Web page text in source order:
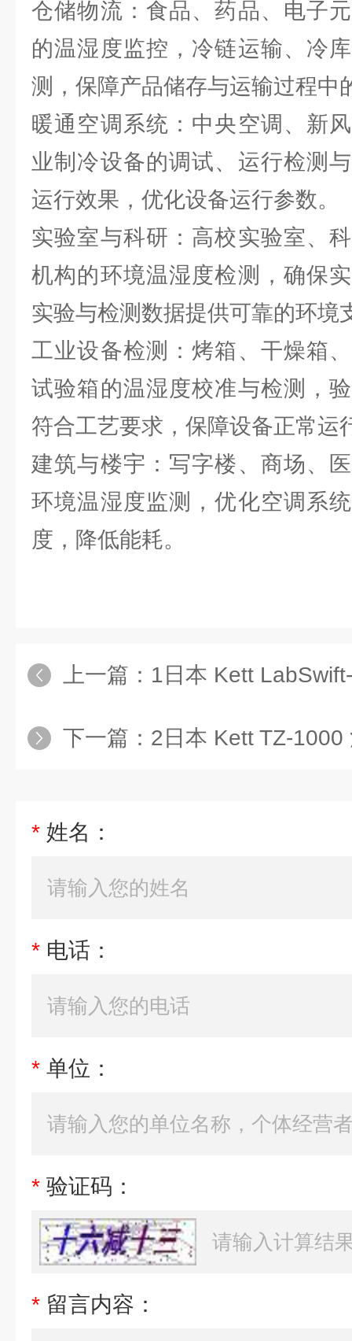
仓储物流：食品、药品、电子
的温湿度监控，冷链运输、冷
测，保障产品储存与运输过程中
暖通空调系统：中央空调、新
业制冷设备的调试、运行检测
运行效果，优化设备运行参数。
实验室与科研：高校实验室、
机构的环境温湿度检测，确保
实验与检测数据提供可靠的环境
工业设备检测：烤箱、干燥箱
试验箱的温湿度校准与检测，
符合工艺要求，保障设备正常运
建筑与楼宇：写字楼、商场、
环境温湿度监测，优化空调系
度，降低能耗。
上一篇： 1日本 Kett
下一篇： 2日本 Kett TZ-1000
* 姓名：
* 电话：
* 单位：
* 验证码：
* 留言内容：